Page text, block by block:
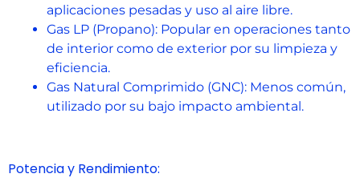
aplicaciones pesadas y uso al aire libre.
Gas LP (Propano): Popular en operaciones tanto
de interior como de exterior por su limpieza y
eficiencia.
Gas Natural Comprimido (GNC): Menos común,
utilizado por su bajo impacto ambiental.
Potencia y Rendimiento: